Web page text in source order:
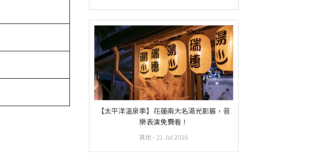
【太平洋溫泉季】花蓮兩大名湯光影展，音
樂表演免費看！
其他 - 21 Jul 2026